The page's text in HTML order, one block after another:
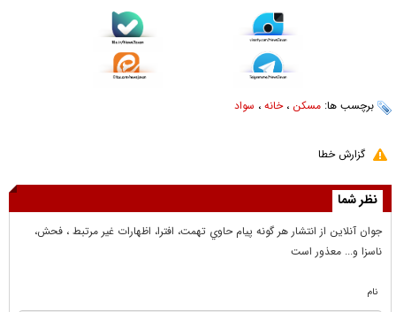
برچسب ها: مسکن ،خانه ، سواد
گزارش خطا
نظر شما
جوان آنلاين از انتشار هر گونه پيام حاوي تهمت، افترا، اظهارات غير مرتبط ، فحش،
ناسزا و... معذور است
نام